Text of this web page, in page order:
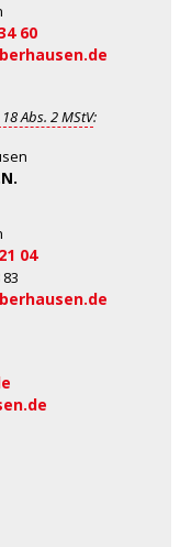
60
18 Abs. 2 MStV:
04